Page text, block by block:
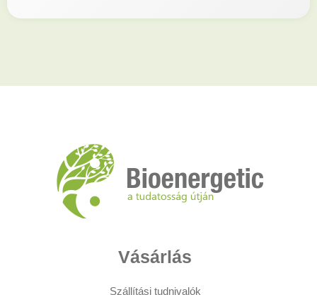
Vásárlás
Szállítási tudnivalók